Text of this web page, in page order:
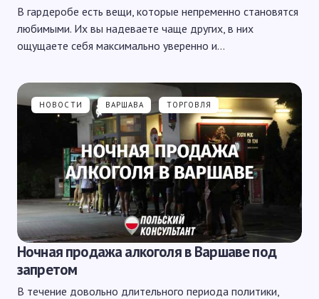
В гардеробе есть вещи, которые непременно становятся
любимыми. Их вы надеваете чаще других, в них
ощущаете себя максимально уверенно и…
НОВОСТИ ВАРШАВА ТОРГОВЛЯ
Ночная продажа алкоголя в Варшаве под
запретом
В течение довольно длительного периода политики,